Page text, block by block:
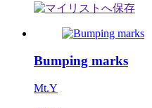
Bumping marks
Mt.Y